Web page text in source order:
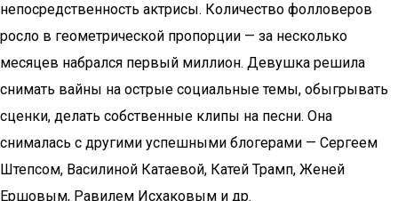
непосредственность актрисы. Количество фолловеров
росло в геометрической пропорции — за несколько
месяцев набрался первый миллион. Девушка решила
снимать вайны на острые социальные темы, обыгрывать
сценки, делать собственные клипы на песни. Она
снималась с другими успешными блогерами — Сергеем
Штепсом, Василиной Катаевой, Катей Трамп, Женей
Ершовым, Равилем Исхаковым и др.